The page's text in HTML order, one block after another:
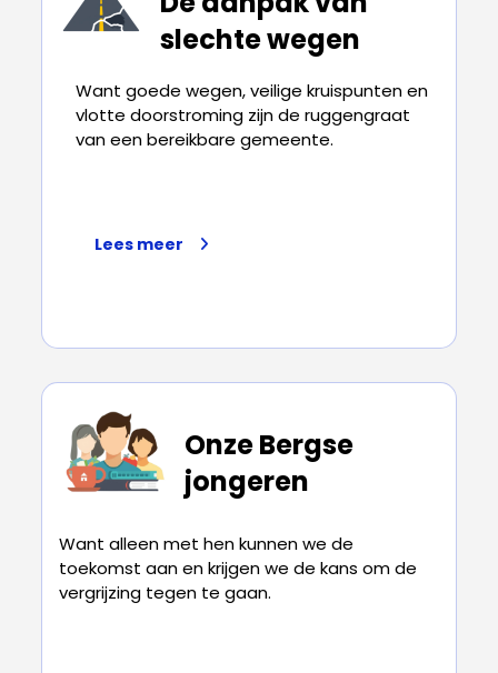
slechte wegen
Want goede wegen, veilige kruispunten en
vlotte doorstroming zijn de ruggengraat
van een bereikbare gemeente.
Lees meer
Onze Bergse
jongeren
Want alleen met hen kunnen we de
toekomst aan en krijgen we de kans om de
vergrijzing tegen te gaan.